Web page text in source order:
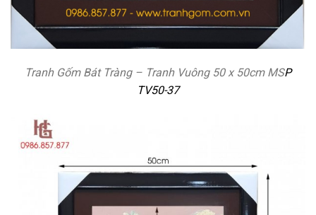
Tranh Gốm Bát Tràng – Tranh Vuông 50 x 50cm MSP
TV50-37